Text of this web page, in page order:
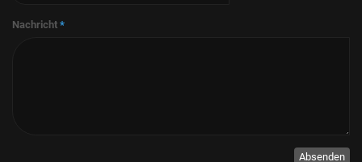
Nachricht *
Absenden